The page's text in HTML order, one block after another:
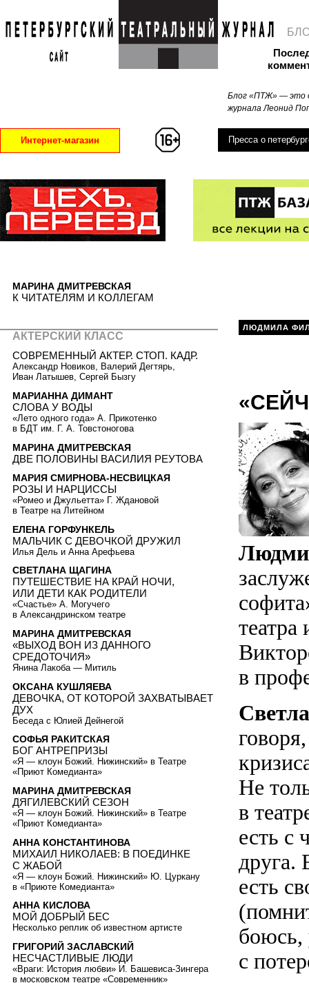
Блог «ПТЖ» — это
журнала Леонид
Интернет-магазин Пресса о
ЛЮДМИЛА
в
Не
в
есть c
друга.
есть
боюсь,
c
МАРИНА ДМИТРЕВСКАЯ
К ЧИТАТЕЛЯМ И КОЛЛЕГАМ
АКТЕРСКИЙ КЛАСС
СОВРЕМЕННЫЙ АКТЕР. СТОП. КАДР.
Александр Новиков, Валерий Дегтярь,
Иван Латышев, Сергей Бызгу
МАРИАННА ДИМАНТ
СЛОВА У ВОДЫ
«Лето одного года» А. Прикотенко
в БДТ им. Г. А. Товстоногова
МАРИНА ДМИТРЕВСКАЯ
ДВЕ ПОЛОВИНЫ ВАСИЛИЯ РЕУТОВА
МАРИЯ СМИРНОВА-НЕСВИЦКАЯ
РОЗЫ И НАРЦИССЫ
«Ромео и Джульетта» Г. Ждановой
в Театре на Литейном
ЕЛЕНА ГОРФУНКЕЛЬ
МАЛЬЧИК C ДЕВОЧКОЙ ДРУЖИЛ
Илья Дель и Анна Арефьева
СВЕТЛАНА ЩАГИНА
ПУТЕШЕСТВИЕ НА КРАЙ НОЧИ,
ИЛИ ДЕТИ КАК РОДИТЕЛИ
«Счастье» А. Могучего
в Александринском театре
МАРИНА ДМИТРЕВСКАЯ
«ВЫХОД ВОН ИЗ ДАННОГО
СРЕДОТОЧИЯ»
Янина Лакоба — Митиль
ОКСАНА КУШЛЯЕВА
ДЕВОЧКА, ОТ КОТОРОЙ ЗАХВАТЫВАЕТ
ДУХ
Беседа с Юлией Дейнегой
СОФЬЯ РАКИТСКАЯ
БОГ АНТРЕПРИЗЫ
«Я — клоун Божий. Нижинский» в Театре
«Приют Комедианта»
МАРИНА ДМИТРЕВСКАЯ
ДЯГИЛЕВСКИЙ СЕЗОН
«Я — клоун Божий. Нижинский» в Театре
«Приют Комедианта»
АННА КОНСТАНТИНОВА
МИХАИЛ НИКОЛАЕВ: В ПОЕДИНКЕ
C ЖАБОЙ
«Я — клоун Божий. Нижинский» Ю. Цуркану
в «Приюте Комедианта»
АННА КИСЛОВА
МОЙ ДОБРЫЙ БЕС
Несколько реплик об известном артисте
ГРИГОРИЙ ЗАСЛАВСКИЙ
НЕСЧАСТЛИВЫЕ ЛЮДИ
«Враги: История любви» И. Башевиса-Зингера
в московском театре «Современник»